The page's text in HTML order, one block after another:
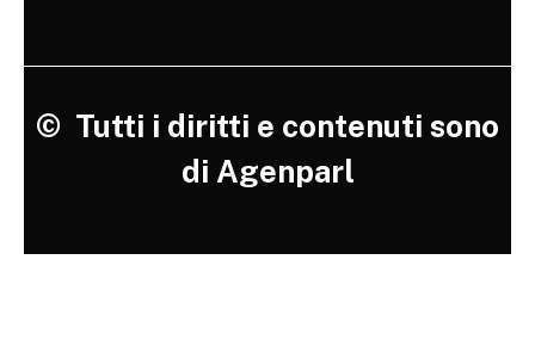
© Tutti i diritti e contenuti sono
di Agenparl